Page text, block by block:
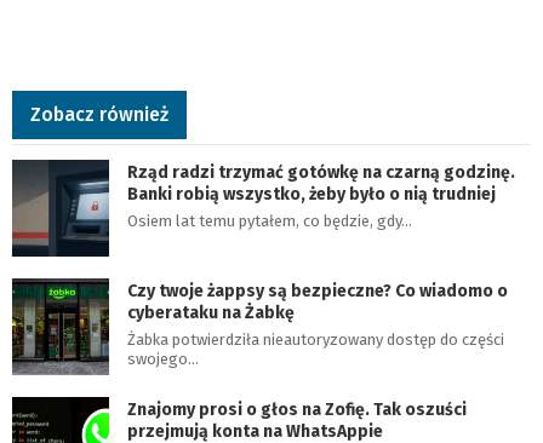
Zobacz również
Rząd radzi trzymać gotówkę na czarną godzinę.
Banki robią wszystko, żeby było o nią trudniej
Osiem lat temu pytałem, co będzie, gdy…
Czy twoje żappsy są bezpieczne? Co wiadomo o
cyberataku na Żabkę
Żabka potwierdziła nieautoryzowany dostęp do części
swojego…
Znajomy prosi o głos na Zofię. Tak oszuści
przejmują konta na WhatsAppie